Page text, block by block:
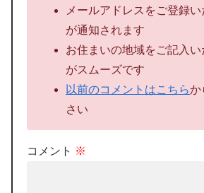
メールアドレスをご登録
が通知されます
お住まいの地域をご記入
がスムーズです
以前のコメントはこちらか
さい
コメント ※